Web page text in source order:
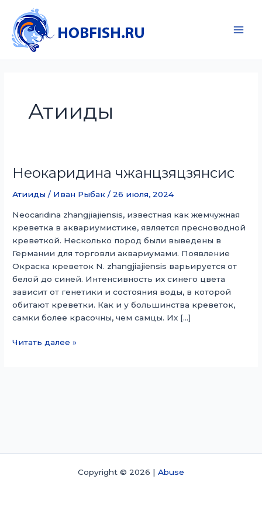
содержимому
Атииды
Неокаридина чжанцзяцзянсис
Атииды / Иван Рыбак/ 26 июля, 2024
Neocaridina zhangjiajiensis, известная как жемчужная
креветка в аквариумистике, является пресноводной
креветкой. Несколько пород были выведены в
Германии для торговли аквариумами. Появление
Окраска креветок N. zhangjiajiensis варьируется от
белой до синей. Интенсивность их синего цвета
зависит от генетики и состояния воды, в которой
обитают креветки. Как и у большинства креветок,
самки более красочны, чем самцы. Их […]
Неокаридина
Читать далее »
Copyright © 2026 | Abuse